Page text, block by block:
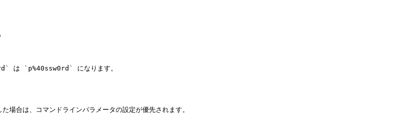
は `p%40ssw0rd` になります。
場合は、コマンドラインパラメータの設定が優先されます。